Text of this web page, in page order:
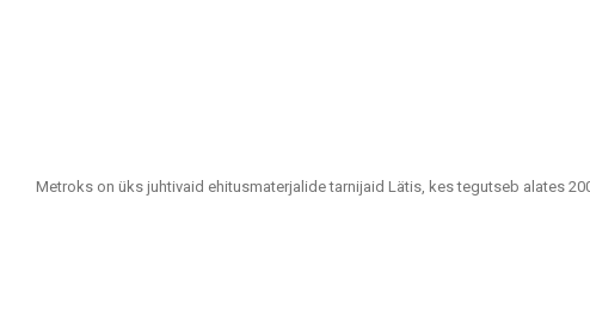
Metroks on üks juhtivaid ehitusmaterjalide tarnijaid Lätis, kes tegutseb alates